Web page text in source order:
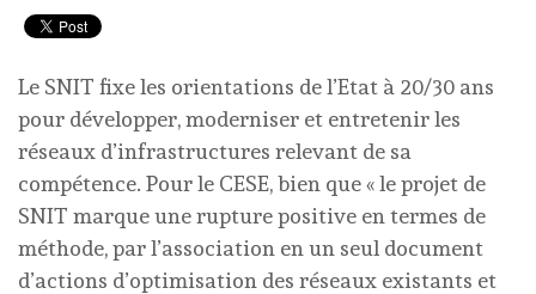
Le SNIT fixe les orientations de l’Etat à 20/30 ans
pour développer, moderniser et entretenir les
réseaux d’infrastructures relevant de sa
compétence. Pour le CESE, bien que « le projet de
SNIT marque une rupture positive en termes de
méthode, par l’association en un seul document
d’actions d’optimisation des réseaux existants et